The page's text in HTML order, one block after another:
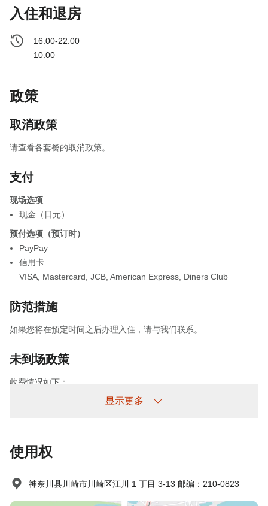
入住和退房
16:00-22:00
10:00
政策
取消政策
请查看各套餐的取消政策。
支付
现场选项
现金（日元）
预付选项（预订时）
PayPay
信用卡
VISA Mastercard JCB American Express Diners Club
防范措施
如果您将在预定时间之后办理入住，请与我们联系。
未到场政策
收费情况如下：
未提前取消/未入住：收取100%住宿费
显示更多
使用权
神奈川县川崎市川崎区江川 1 丁目 3-13 邮编：210-0823